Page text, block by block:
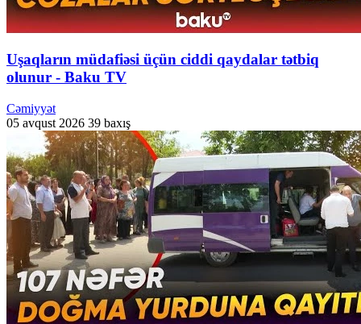
Uşaqların müdafiəsi üçün ciddi qaydalar tətbiq
olunur - Baku TV
Cəmiyyət
05 avqust 2026 39 baxış